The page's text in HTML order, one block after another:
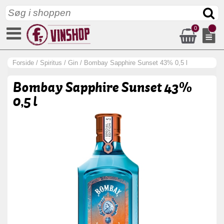
0
Forside / Spiritus / Gin / Bombay Sapphire Sunset 43% 0,5 l
Bombay Sapphire Sunset 43%
0,5 l